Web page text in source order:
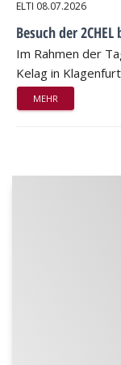
ELTI 08.07.2026
Besuch der
Im Rahmen der
Kelag in
MEHR